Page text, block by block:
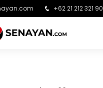
+62 21 212 321 90